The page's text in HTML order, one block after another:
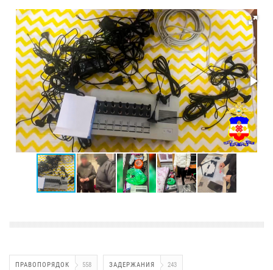
ПРАВОПОРЯДОК 558 ЗАДЕРЖАНИЯ 243